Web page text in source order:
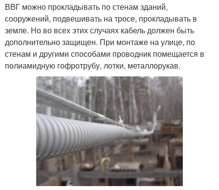
ВВГ можно прокладывать по стенам зданий,
сооружений, подвешивать на тросе, прокладывать в
земле. Но во всех этих случаях кабель должен быть
дополнительно защищен. При монтаже на улице, по
стенам и другими способами проводник помещается в
полиамидную гофротрубу, лотки, металлорукав.